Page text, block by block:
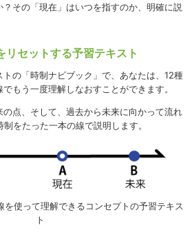
その「現在」はいつを指すのか、明確に説
リセットする予習テキスト
の「時制ナビブック」で、あなたは、12種
もう一度理解しなおすことができます。
点、そして、過去から未来に向かって流れ
をたった一本の線で説明します。
を使って理解できるコンセプトの予習テキス
ト